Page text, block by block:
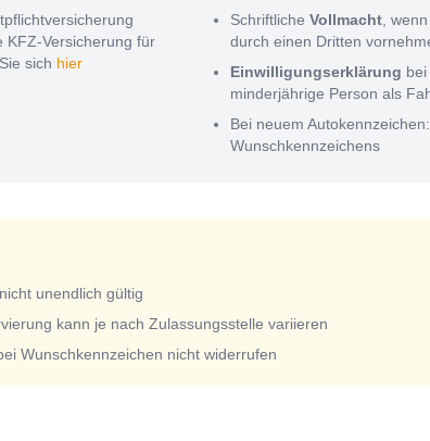
KFZ-Versicherung für
sich hier
Schriftliche Vollmacht ,
durch einen Dritten
Einwilligungserklärung
minderjährige Person als
Bei neuem
Wunschkennzeichens
unendlich gültig
kann je nach Zulassungsstelle variieren
Wunschkennzeichen nicht widerrufen